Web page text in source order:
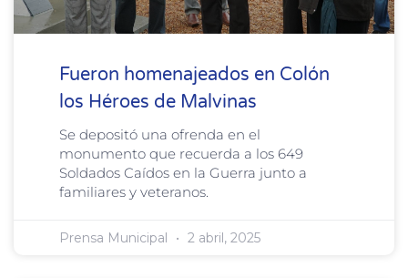
Fueron homenajeados en Colón
los Héroes de Malvinas
Se depositó una ofrenda en el
monumento que recuerda a los 649
Soldados Caídos en la Guerra junto a
familiares y veteranos.
Prensa Municipal 2 abril, 2025